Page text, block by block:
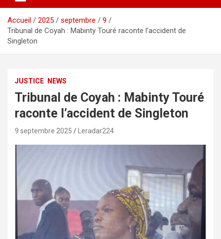
Accueil 2025 septembre
9
Tribunal de Coyah : Mabinty Touré raconte l’accident de
Singleton
JUSTICE NEWS
Tribunal de Coyah : Mabinty Touré
raconte l’accident de Singleton
9 septembre 2025 Leradar224